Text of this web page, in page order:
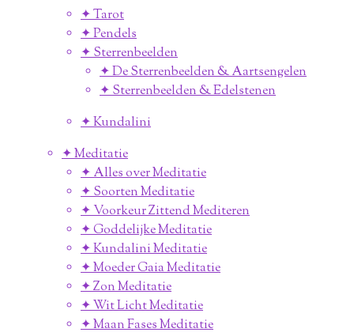
✦ Tarot
✦ Pendels
✦ Sterrenbeelden
✦ De Sterrenbeelden & Aartsengelen
✦ Sterrenbeelden & Edelstenen
✦ Kundalini
✦ Meditatie
✦ Alles over Meditatie
✦ Soorten Meditatie
✦ Voorkeur Zittend Mediteren
✦ Goddelijke Meditatie
✦ Kundalini Meditatie
✦ Moeder Gaia Meditatie
✦ Zon Meditatie
✦ Wit Licht Meditatie
✦ Maan Fases Meditatie